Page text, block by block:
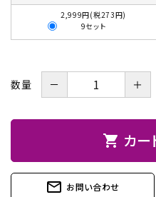
2,999円(税273円)
9セット
数量 － ＋
shopping_cart カー
mail_outline お問い合わせ